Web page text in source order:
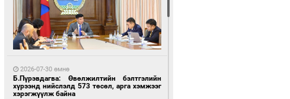
8 минутын өмнө өмнө
16 төрлийн эмийг нэг эх үүсвэрээс
худалдан авах журмыг баталлаа
2026-07-30 өмнө
Б.Пүрэвдагва: Өвөлжилтийн бэлтгэлийн
хүрээнд нийслэлд 573 төсөл, арга хэмжээг
хэрэгжүүлж байна